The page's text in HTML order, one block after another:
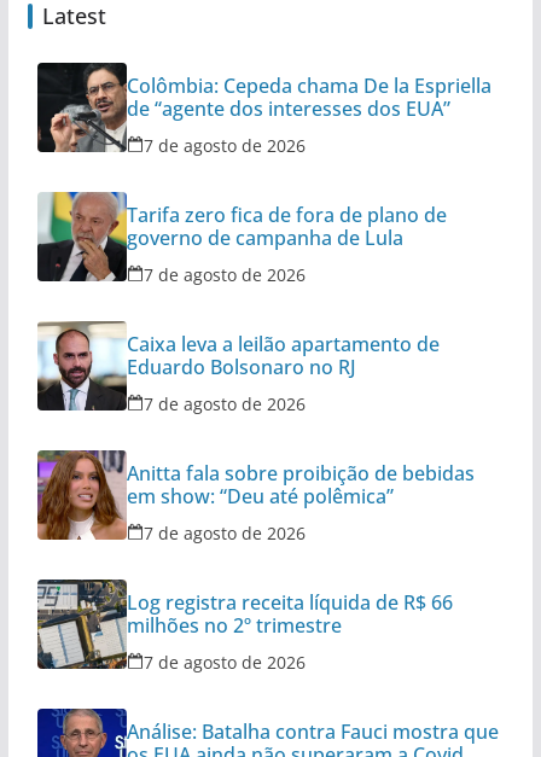
Latest
Colômbia: Cepeda chama De la Espriella
de “agente dos interesses dos EUA”
7 de agosto de 2026
Tarifa zero fica de fora de plano de
governo de campanha de Lula
7 de agosto de 2026
Caixa leva a leilão apartamento de
Eduardo Bolsonaro no RJ
7 de agosto de 2026
Anitta fala sobre proibição de bebidas
em show: “Deu até polêmica”
7 de agosto de 2026
Log registra receita líquida de R$ 66
milhões no 2º trimestre
7 de agosto de 2026
Análise: Batalha contra Fauci mostra que